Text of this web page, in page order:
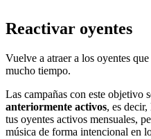
Reactivar oyentes
Vuelve a atraer a los oyentes
mucho tiempo.
Las campañas con este objetivo
anteriormente activos, es
tus oyentes activos mensuales,
música de forma intencional en